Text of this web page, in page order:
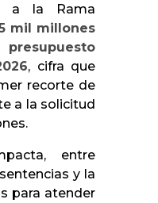
a la Rama
mil millones
, cifra que
recorte de
a la solicitud
entre
y la
para atender